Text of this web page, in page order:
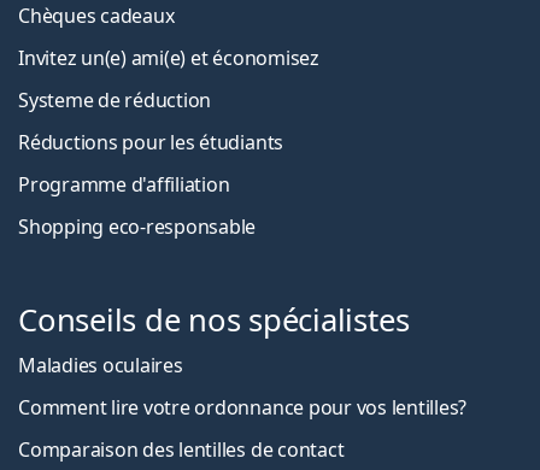
Chèques cadeaux
Invitez un(e) ami(e) et économisez
Systeme de réduction
Réductions pour les étudiants
Programme d'affiliation
Shopping eco-responsable
Conseils de nos spécialistes
Maladies oculaires
Comment lire votre ordonnance pour vos lentilles?
Comparaison des lentilles de contact